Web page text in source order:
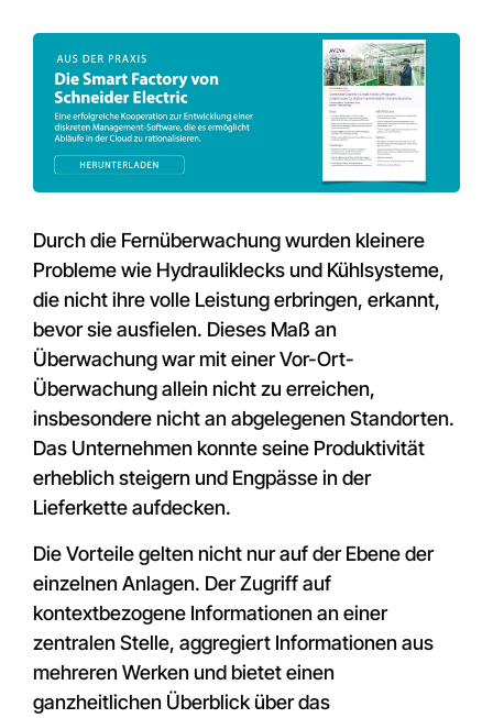
Durch die Fernüberwachung wurden kleinere
Probleme wie Hydrauliklecks und Kühlsysteme,
die nicht ihre volle Leistung erbringen, erkannt,
bevor sie ausfielen. Dieses Maß an
Überwachung war mit einer Vor-Ort-
Überwachung allein nicht zu erreichen,
insbesondere nicht an abgelegenen Standorten.
Das Unternehmen konnte seine Produktivität
erheblich steigern und Engpässe in der
Lieferkette aufdecken.
Die Vorteile gelten nicht nur auf der Ebene der
einzelnen Anlagen. Der Zugriff auf
kontextbezogene Informationen an einer
zentralen Stelle, aggregiert Informationen aus
mehreren Werken und bietet einen
ganzheitlichen Überblick über das